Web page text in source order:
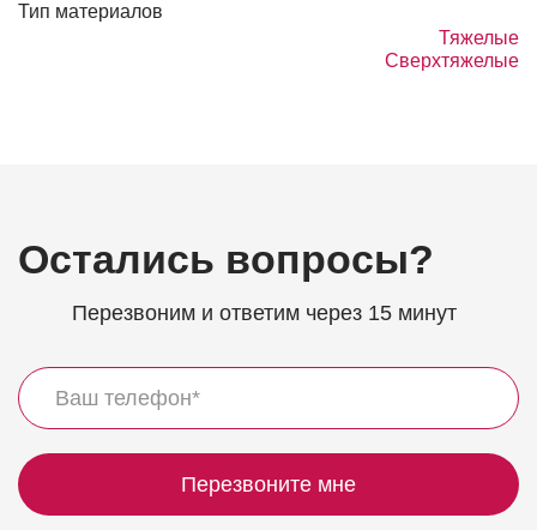
Тип материалов
Тяжелые
Сверхтяжелые
Остались вопросы?
Перезвоним и ответим через 15 минут
Перезвоните мне